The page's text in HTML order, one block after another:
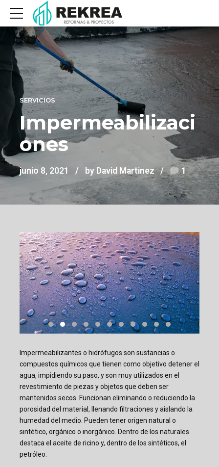
SERVICIOS
Impermeabilizaci
ones
junio 8, 2021 by David Martinez 1
Impermeabilizantes o hidrófugos son sustancias o
compuestos químicos que tienen como objetivo detener el
agua, impidiendo su paso, y son muy utilizados en el
revestimiento de piezas y objetos que deben ser
mantenidos secos. Funcionan eliminando o reduciendo la
porosidad del material, llenando filtraciones y aislando la
humedad del medio. Pueden tener origen natural o
sintético, orgánico o inorgánico. Dentro de los naturales
destaca el aceite de ricino y, dentro de los sintéticos, el
petróleo.